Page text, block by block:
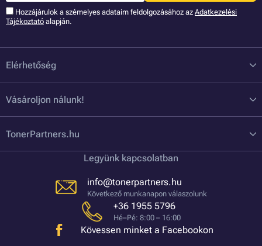
Hozzájárulok a szémelyes adataim feldolgozásához az Adatkezelési
Tájékoztató alapján.
Elérhetőség
Vásároljon nálunk!
TonerPartners.hu
Legyünk kapcsolatban
info@tonerpartners.hu
Következő munkanapon válaszolunk
+36 1955 5796
Hé–Pé: 8:00 – 16:00
Kövessen minket a Facebookon